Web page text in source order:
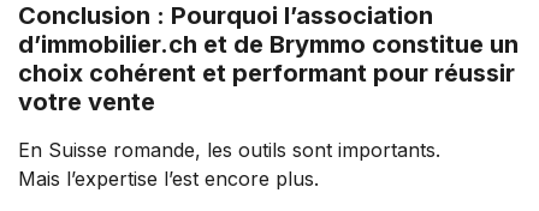
Conclusion : Pourquoi l’association
d’immobilier.ch et de Brymmo constitue un
choix cohérent et performant pour réussir
votre vente
En Suisse romande, les outils sont importants.
Mais l’expertise l’est encore plus.